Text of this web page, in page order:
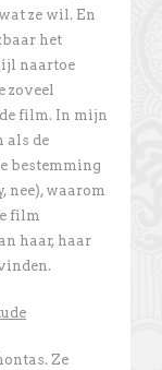
ze wil. En
het
naartoe
zoveel
film. In mijn
als de
bestemming
nee), waarom
film
haar, haar
Ze